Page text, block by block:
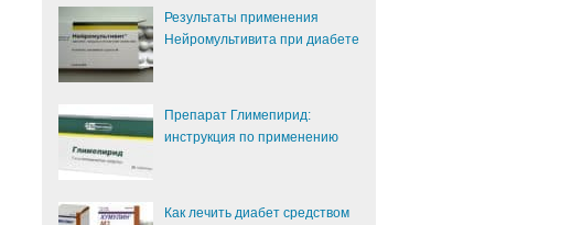
Результаты применения
Нейромультивита при диабете
Препарат Глимепирид:
инструкция по применению
Как лечить диабет средством